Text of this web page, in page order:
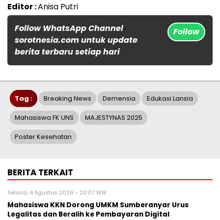
Editor :Anisa Putri
Follow WhatsApp Channel
sorotnesia.com untuk update
berita terbaru setiap hari
Follow
Tag : Breaking News Demensia Edukasi Lansia
Mahasiswa FK UNS MAJESTYNAS 2025
Poster Kesehatan
BERITA TERKAIT
Selasa, 4 Agustus 2026 - 20:07 WIB
Mahasiswa KKN Dorong UMKM Sumberanyar Urus
Legalitas dan Beralih ke Pembayaran Digital